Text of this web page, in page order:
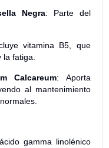
Negra: Parte del
vitamina B5, que
fatiga.
Calcareum: Aporta
al mantenimiento
gamma linolénico